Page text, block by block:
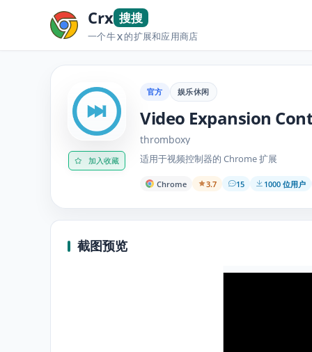
Crx 搜搜
一个牛X的扩展和应用商店
加入收藏
官方 娱乐休闲
Video Expansion
thromboxy
适用于视频控制器的 Chrome 扩展
Chrome 3.7 15 1000 位用户
截图预览